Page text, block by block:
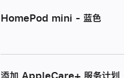
HomePod mini - 蓝色
添加 AppleCare+ 服务计划